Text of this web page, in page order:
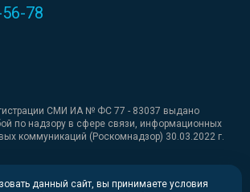
78
СМИ ИА № ФС 77 - 83037 выдано
по надзору в сфере связи, информационных
коммуникаций (Роскомнадзор) 30.03.2022 г.
данный сайт, вы принимаете условия